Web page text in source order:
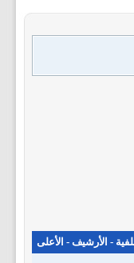
- الأرشيف - الأعلى